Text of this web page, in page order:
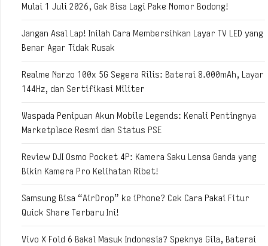
Mulai 1 Juli 2026, Gak Bisa Lagi Pake Nomor Bodong!
Jangan Asal Lap! Inilah Cara Membersihkan Layar TV LED yang
Benar Agar Tidak Rusak
Realme Narzo 100x 5G Segera Rilis: Baterai 8.000mAh, Layar
144Hz, dan Sertifikasi Militer
Waspada Penipuan Akun Mobile Legends: Kenali Pentingnya
Marketplace Resmi dan Status PSE
Review DJI Osmo Pocket 4P: Kamera Saku Lensa Ganda yang
Bikin Kamera Pro Kelihatan Ribet!
Samsung Bisa “AirDrop” ke iPhone? Cek Cara Pakai Fitur
Quick Share Terbaru Ini!
Vivo X Fold 6 Bakal Masuk Indonesia? Speknya Gila, Baterai